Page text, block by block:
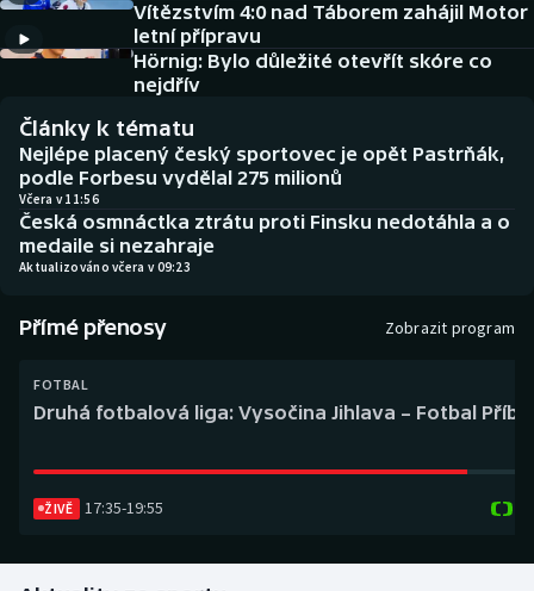
Americký fotbal
Baseball a softbal
Basketbal
Biatlon
Boby a skeleton
Box
NEPŘEHLÉDNĚTE
Historické návraty
Aplikace ČT sport
AZ kvíz
Vítězstvím 4:0 nad Táborem zahájil Motor
letní přípravu
Hörnig: Bylo důležité otevřít skóre co
nejdřív
Články k tématu
Nejlépe placený český sportovec je opět Pastrňák,
podle Forbesu vydělal 275 milionů
Včera v 11:56
Česká osmnáctka ztrátu proti Finsku nedotáhla a o
medaile si nezahraje
Aktualizováno včera v 09:23
Přímé přenosy Zobrazit program
FOTBAL
Druhá fotbalová liga: Vysočina Jihlava – Fotbal
ŽIVĚ 17:35-19:55